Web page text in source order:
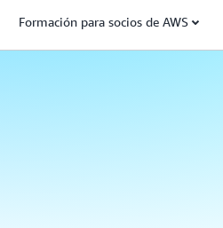
Formación para socios de AWS